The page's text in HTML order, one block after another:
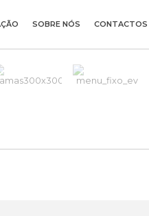
SOBRE NÓS CONTACTOS